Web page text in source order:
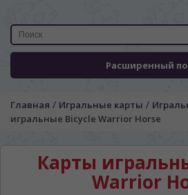
Расширенный
Главная / Игральные карты /
игральные Bicycle Warrior Horse
Карты
Warrior
ЯЗЫК САЙТА / LIMBA SITE-ULUI
просматривать наш сайт?
În ce limbă ați dori să vedeți site-ul nostru?